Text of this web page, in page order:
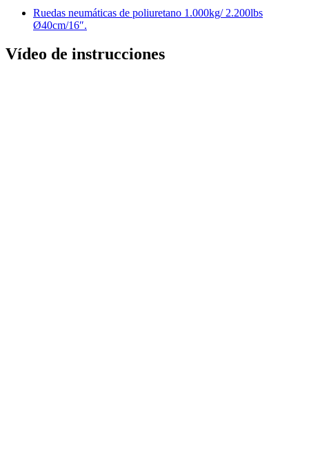
Ruedas neumáticas de poliuretano 1.000kg/ 2.200lbs
Ø40cm/16″.
Vídeo de instrucciones